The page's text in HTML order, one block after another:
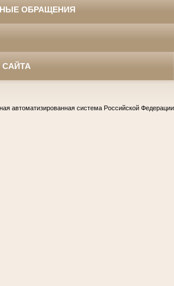
ОБРАЩЕНИЯ
автоматизированная система Российской